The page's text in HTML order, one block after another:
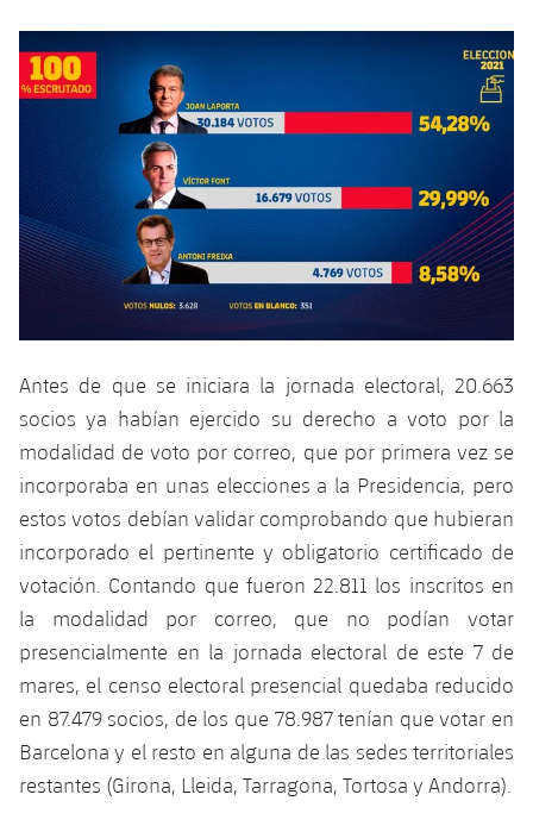
Agenda
Calendario
Resultados
Clasificaciones
Jugadores
Calendario
Resultados
Clasificaciones
Noticias
Hockey Hierba Masculino
Hockey Hierba Femenino
Patinaje artístico
plusicon
más
Actualidad
Plantilla
Agenda
Escuela de Patinaje
Rugby
plusicon
Actualidad
Calendario
Resultados
Clasificaciones
Fotos
Voleibol
plusicon
más
Voleibol masculino
Voleibol femenino
Apúntate a las amateurs
plusicon
más
Apúntate a las amateurs
Carnet de las Secciones Amateurs
PLUSICON
MÁS
League of Legends
VALORANT Rising
VALORANT Game Changers
Antes de que se iniciara la jornada electoral, 20.663
socios ya habían ejercido su derecho a voto por la
modalidad de voto por correo, que por primera vez se
incorporaba en unas elecciones a la Presidencia, pero
estos votos debían validar comprobando que hubieran
incorporado el pertinente y obligatorio certificado de
votación. Contando que fueron 22.811 los inscritos en
la modalidad por correo, que no podían votar
presencialmente en la jornada electoral de este 7 de
mares, el censo electoral presencial quedaba reducido
en 87.479 socios, de los que 78.987 tenían que votar en
Barcelona y el resto en alguna de las sedes territoriales
restantes (Girona, Lleida, Tarragona, Tortosa y Andorra).